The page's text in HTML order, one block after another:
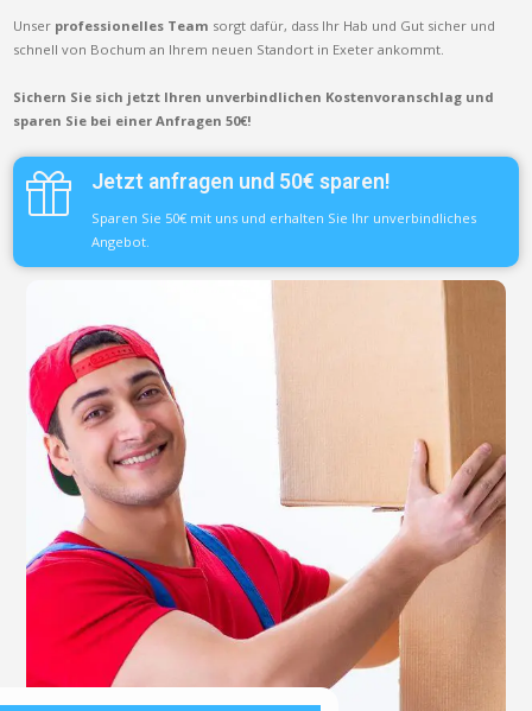
Unser professionelles Team sorgt dafür, dass Ihr Hab und Gut sicher und
schnell von Bochum an Ihrem neuen Standort in Exeter ankommt.
Sichern Sie sich jetzt Ihren unverbindlichen Kostenvoranschlag und
sparen Sie bei einer Anfragen 50€!
Jetzt anfragen und 50€ sparen!
Sparen Sie 50€ mit uns und erhalten Sie Ihr unverbindliches
Angebot.